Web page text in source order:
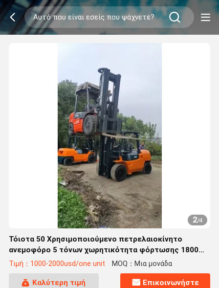
2/4
Τόιοτα 50 Χρησιμοποιούμενο πετρελαιοκίνητο
ανεμοφόρο 5 τόνων χωρητικότητα φόρτωσης 1800
mm μήκος πιρούνι
Τιμή：1000-2000usd/one unit MOQ：Μια μονάδα
Καλύτερη τιμή Επικοινωνήστε